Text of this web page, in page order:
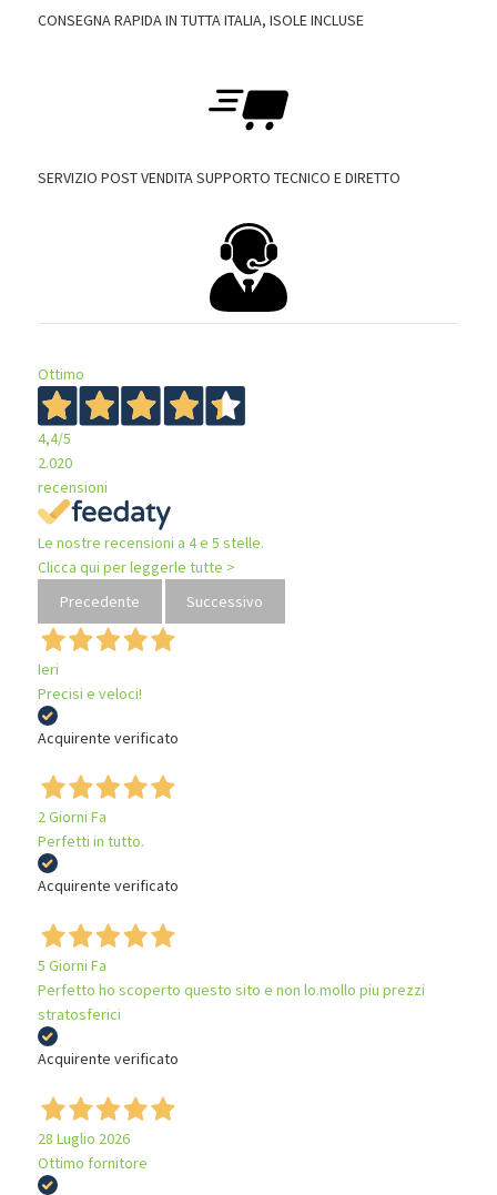
CONSEGNA RAPIDA IN TUTTA ITALIA, ISOLE INCLUSE
SERVIZIO POST VENDITA SUPPORTO TECNICO E DIRETTO
Ottimo
4,4/5
2.020
recensioni
Le nostre recensioni a 4 e 5 stelle.
Clicca qui per leggerle tutte >
Precedente
Successivo
Ieri
Precisi e veloci!
Acquirente verificato
2 Giorni Fa
Perfetti in tutto.
Acquirente verificato
5 Giorni Fa
Perfetto ho scoperto questo sito e non lo.mollo piu prezzi
stratosferici
Acquirente verificato
28 Luglio 2026
Ottimo fornitore